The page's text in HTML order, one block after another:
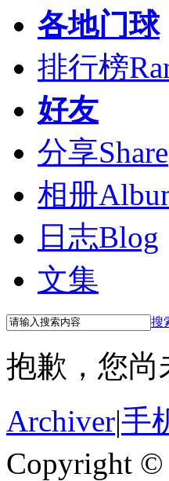
各地门球
排行榜
好友
分享Share
相册
日志Blog
文集
搜
抱歉，您尚
Archiver|手
Copyright ©